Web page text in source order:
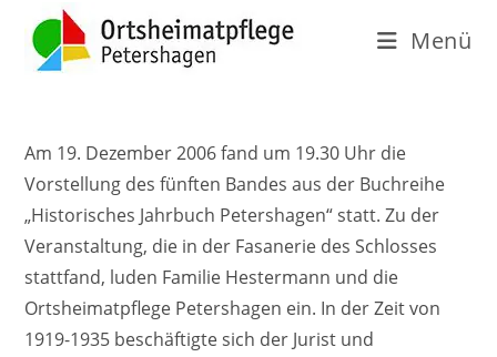
Menü
Am 19. Dezember 2006 fand um 19.30 Uhr die
Vorstellung des fünften Bandes aus der Buchreihe
„Historisches Jahrbuch Petershagen“ statt. Zu der
Veranstaltung, die in der Fasanerie des Schlosses
stattfand, luden Familie Hestermann und die
Ortsheimatpflege Petershagen ein. In der Zeit von
1919-1935 beschäftigte sich der Jurist und